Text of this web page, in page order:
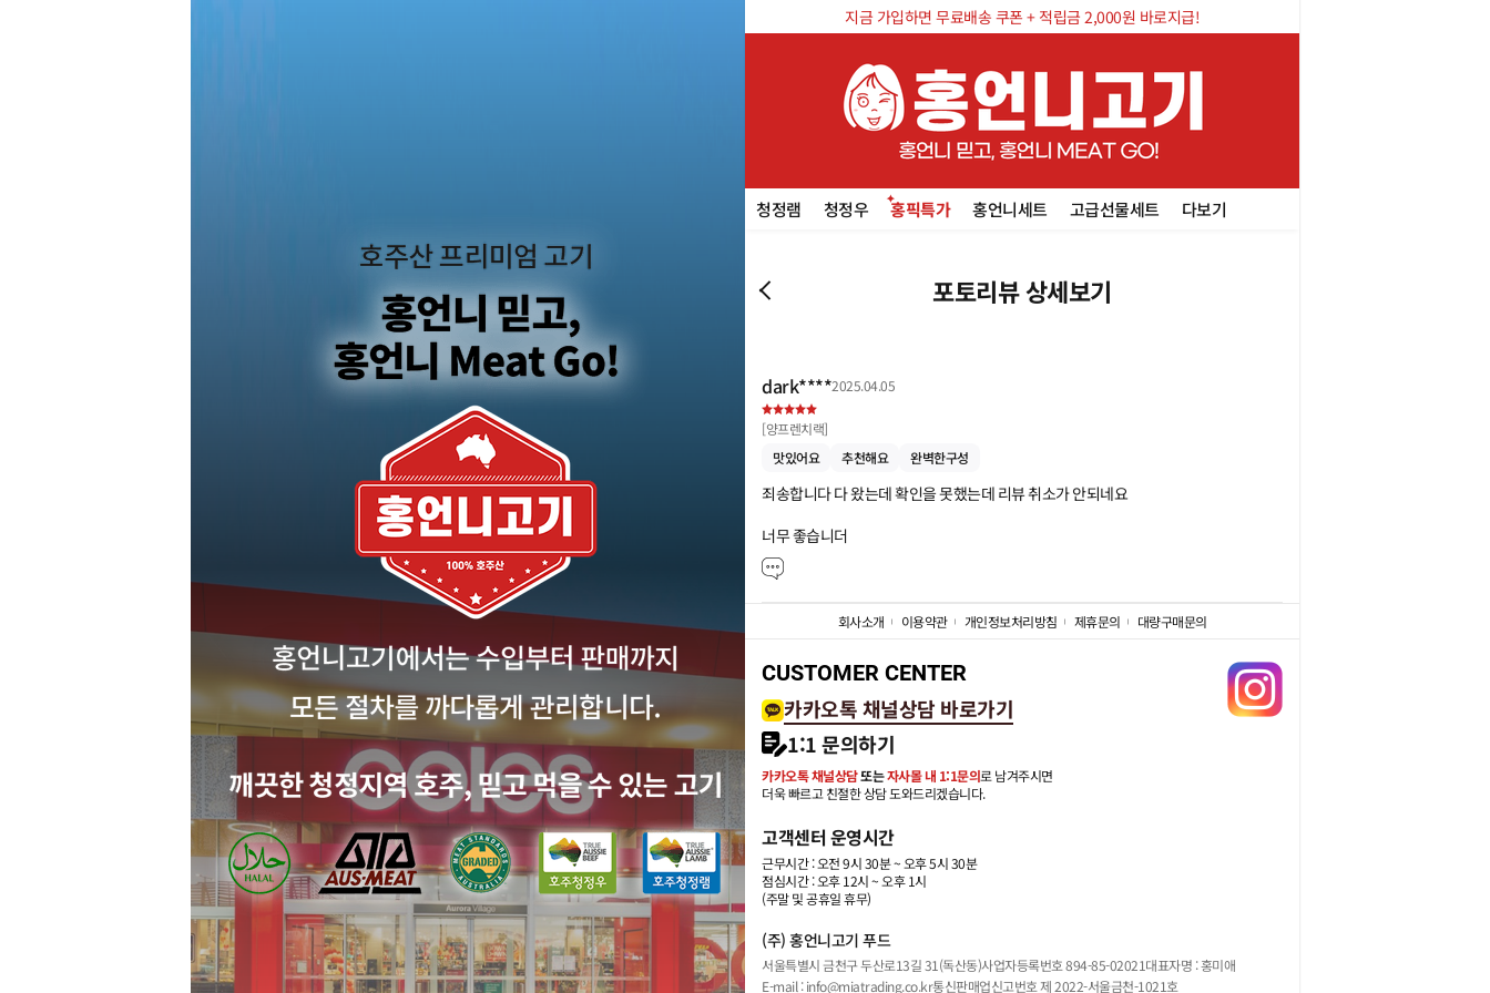
지금 가입하면 무료배송 쿠폰 + 적립금 2,000원 바로지급!
청정램 청정우 홍픽특가 홍언니세트 고급선물세트 다보기
포토리뷰 상세보기
dark****2025.04.05
[양프렌치랙]
맛있어요
추천해요 완벽한구성
죄송합니다 다 왔는데 확인을 못했는데 리뷰 취소가 안되네요
너무 좋습니더
회사소개 이용약관 개인정보처리방침 제휴문의 대량구매문의
CUSTOMER CENTER
카카오톡 채널상담 바로가기
1:1 문의하기
카카오톡 채널상담또는자사몰 내 1:1문의로 남겨주시면
더욱 빠르고 친절한 상담 도와드리겠습니다.
고객센터 운영시간
근무시간 : 오전 9시 30분 ~ 오후 5시 30분
점심시간 : 오후 12시 ~ 오후 1시
(주말 및 공휴일 휴무)
(주) 홍언니고기 푸드
서울특별시 금천구 두산로13길 31(독산동)사업자등록번호 894-85-02021대표자명 : 홍미애
E-mail : info@miatrading.co.kr통신판매업신고번호 제 2022-서울금천-1021호